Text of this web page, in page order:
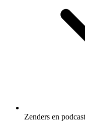
Zenders en